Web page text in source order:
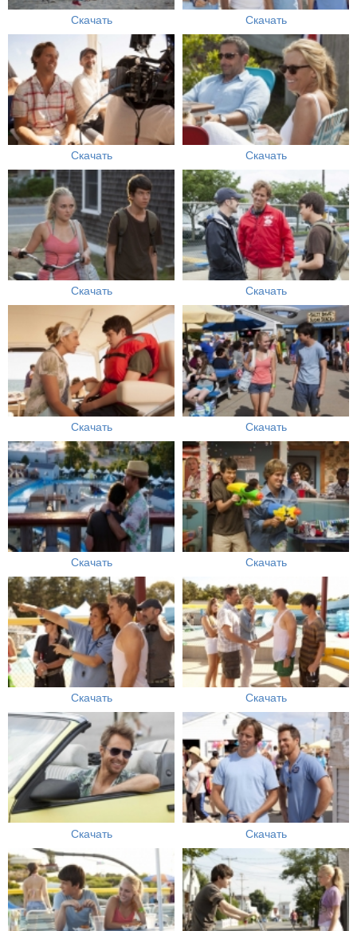
Скачать Скачать
Скачать Скачать
Скачать Скачать
Скачать Скачать
Скачать Скачать
Скачать Скачать
Скачать Скачать